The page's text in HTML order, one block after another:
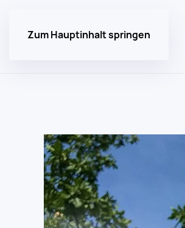
Zum Hauptinhalt springen